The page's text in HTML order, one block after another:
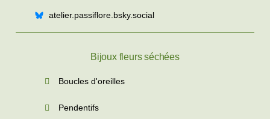
atelier.passiflore.bsky.social
Bijoux fleurs séchées
Boucles d'oreilles
Pendentifs